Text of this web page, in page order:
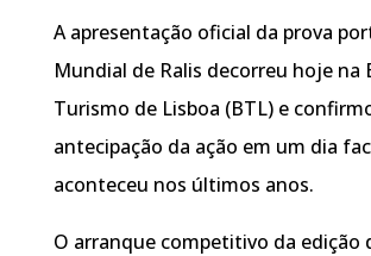
A apresentação oficial da prova
Mundial de Ralis decorreu hoje na
Turismo de Lisboa (BTL) e
antecipação da ação em um dia
aconteceu nos últimos anos.
O arranque competitivo da edição